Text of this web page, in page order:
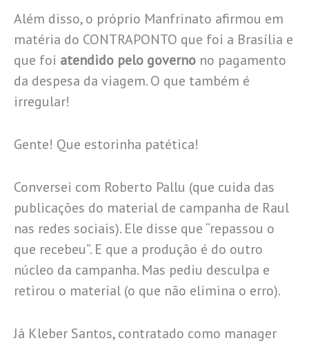
Além disso, o próprio Manfrinato afirmou em
matéria do CONTRAPONTO que foi a Brasília e
que foi atendido pelo governo no pagamento
da despesa da viagem. O que também é
irregular!
Gente! Que estorinha patética!
Conversei com Roberto Pallu (que cuida das
publicações do material de campanha de Raul
nas redes sociais). Ele disse que “repassou o
que recebeu”. E que a produção é do outro
núcleo da campanha. Mas pediu desculpa e
retirou o material (o que não elimina o erro).
Já Kleber Santos, contratado como manager